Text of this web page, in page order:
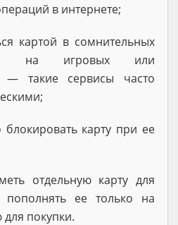
в интернете;
картой в сомнительных
на игровых или
— такие сервисы часто
карту при ее
отдельную карту для
пополнять ее только на
покупки.